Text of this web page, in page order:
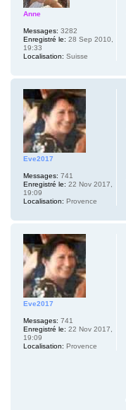
Anne
Messages: 3282
Enregistré le: 28 Sep 2010,
19:33
Localisation: Suisse
Eve2017
Messages: 741
Enregistré le: 22 Nov 2017,
19:09
Localisation: Provence
Eve2017
Messages: 741
Enregistré le: 22 Nov 2017,
19:09
Localisation: Provence